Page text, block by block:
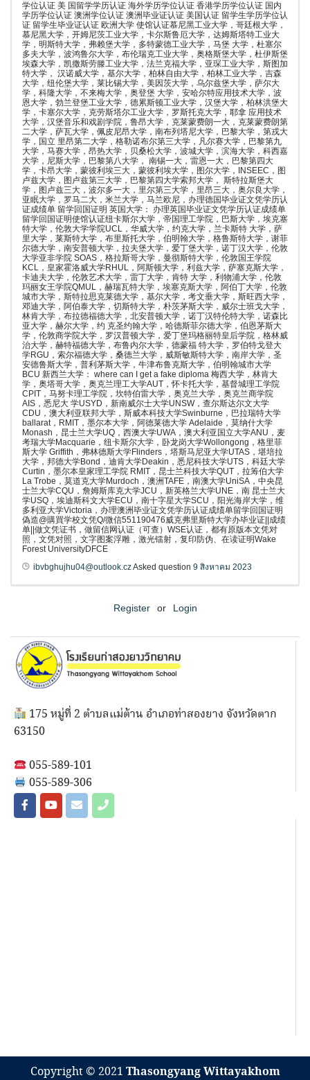
学位认证 美 国留学学历认证 海外学历学位认证 香港学历学位认证 国内
学历学位认证 澳洲学位认证 澳洲毕业证认证 美国认证 留学生学历学位认
证 留学生毕业证认证 欧洲大学 使馆认证慕尼黑工业大学，哥廷根大学，
慕尼黑大学，开姆尼茨工业大学，卡尔斯鲁厄大学，达姆斯塔特工业大
学，明斯特大学，弗赖堡大学，多特蒙德工业大学，马堡 大学，杜塞尔
多夫大学，波鸿鲁尔大学，布伦瑞克工业大学，奥格斯堡大学，杜伊斯堡
埃森大学，凯撒斯劳滕工业大学，法兰克福大学，亚琛工业大学，斯图加
特大学， 汉诺威大学，基尔大学，柏林自由大学，柏林工业大学，吉森
大学，纽伦堡大学，莱比锡大学，美因茨大学，乌尔兹堡大学，萨尔大
学，科隆大学，不来梅大学，奥登堡 大学，安哈尔特应用技术大学，波
恩大学，勃兰登堡工业大学，德累斯顿工业大学，汉堡大学，柏林洪堡大
学，卡塞尔大学，克劳斯塔尔工业大学，罗斯托克大学，耶拿 应用技术
大学，汉堡音乐和戏剧学院，鲁昂大学，克莱蒙费朗一大，克莱蒙费朗第
二大学，萨瓦大学，佩皮尼昂大学，南布列塔尼大学，巴黎大学，第戎大
学，国立 里昂第二大学，格勒诺布尔第三大学，凡尔赛大学，巴黎第九
大学，马赛大学，昂热大学，贝桑松大学，波城大学，滨海大学，科西嘉
大学，尼斯大学，巴黎第八大学， 南锡一大，雷恩一大，巴黎第四大
学，卡昂大学，蒙彼利埃三大，蒙彼利埃大学，图尔大学，INSEEC，图
卢兹大学，图卢兹第三大学，巴黎第四大学索邦大学， 斯特拉斯堡大
学，图卢兹三大，波尔多一大，里尔第三大学，里昂三大，奥尔良大学，
亚眠大学，罗马二大，米兰大学，马兰欧尼，办理德国毕业证文凭学历认
证成绩单 留学回国证明 英国大学： 办理英国毕业证文凭学历认证成绩单
留学回国证明使馆认证纽卡斯尔大学，帝国理工学院，巴斯大学，埃克塞
特大学，伦敦大学学院UCL，华威大学，约克大学，兰卡斯特 大学，萨
里大学，莱斯特大学，布里斯托大学，伯明翰大学，格鲁斯特大学，谢菲
尔德大学，南安普顿大学，拉夫堡大学，爱丁堡大学，诺丁汉大学，伦敦
大学亚非学院 SOAS，格拉斯哥大学，曼彻斯特大学，伦敦国王学院
KCL，皇家霍洛威大学RHUL，阿斯顿大学，利兹大学，萨塞克斯大学，
卡迪夫大学，伦敦艺术大学，雷丁大学，肯特 大学，利物浦大学，伦敦
玛丽女王学院QMUL，赫瑞瓦特大学，埃塞克斯大学，阿伯丁大学，伦敦
城市大学，斯特拉思克莱德大学，基尔大学，考文垂大学，斯旺西大学，
邓迪大学，阿伯泰大学，切斯特大学，朴茨茅斯大学，威尔士班戈大学，
林肯大学，布拉德福德大学，北安普顿大学，诺丁汉特伦特大学，诺森比
亚大学，赫尔大学，约 克圣约翰大学，哈德斯菲尔德大学，伯恩茅斯大
学，伦敦商学院大学，罗汉普顿大学，爱丁堡玛格丽特皇后学院，格林威
治大学，赫特福德大学，布鲁内尔大学，德蒙福 特大学，罗伯特戈登大
学RGU，索尔福德大学，桑德兰大学，威斯敏斯特大学，南岸大学，圣
安德鲁斯大学，普利茅斯大学，牛津布鲁克斯大学，伯明翰城市大学
BCU 新西兰大学： where can I get a fake diploma 梅西大学，林肯大
学，奥塔哥大学，奥克兰理工大学AUT，怀卡托大学，基督城理工学院
CPIT，马努卡理工学院，坎特伯雷大学，奥克兰大学，奥克兰商学院
AIS，悉尼大 学USYD，新南威尔士大学UNSW，查尔斯达尔文大学
CDU，澳大利亚联邦大学，斯威本科技大学Swinburne，巴拉瑞特大学
ballarat，RMIT，墨尔本大学，阿德莱德大学 Adelaide，莫纳什大学
Monash，昆士兰大学UQ，西澳大学UWA，澳大利亚国立大学ANU，麦
考瑞大学Macquarie，纽卡斯尔大学，卧龙岗大学Wollongong，格里菲
斯大学 Griffith，弗林德斯大学Flinders，塔斯马尼亚大学UTAS，堪培拉
大学，邦德大学Bond，迪肯大学Deakin，悉尼科技大学UTS，科廷大学
Curtin，墨尔本皇家理工学院 RMIT，昆士兰科技大学QUT，拉筹伯大学
La Trobe，莫道克大学Murdoch，澳洲TAFE，南澳大学UniSA，中央昆
士兰大学CQU，詹姆斯库克大学JCU，新英格兰大学UNE，南 昆士兰大
学USQ，埃迪斯科文大学ECU，南十字星大学SCU，阳光海岸大学，维
多利亚大学Victoria，办理澳洲毕业证文凭学历认证成绩单留学回国证明
偽造@購買学校文凭Q/微信551190476威克弗里斯特大学办毕业证||成绩
单||做文凭证书，做留信网认证（可查）WSE认证，都有原版本文凭对
照，文凭对照，文字图案浮雕，激光镭射，复印防伪、在读证明Wake
Forest UniversityDFCE
ibvbghujhu04@outlook.czAsked question 9 สิงหาคม 2023
Register or Login
175 หมู่ที่ 2 ตำบลแม่ต้าน อำเภอท่าสองยาง จังหวัดตาก
63150
055-589-101
055-589-306
Copyright © 2021 Thasongyang Wittayakhom